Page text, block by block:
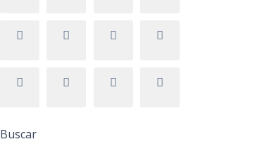
Buscar